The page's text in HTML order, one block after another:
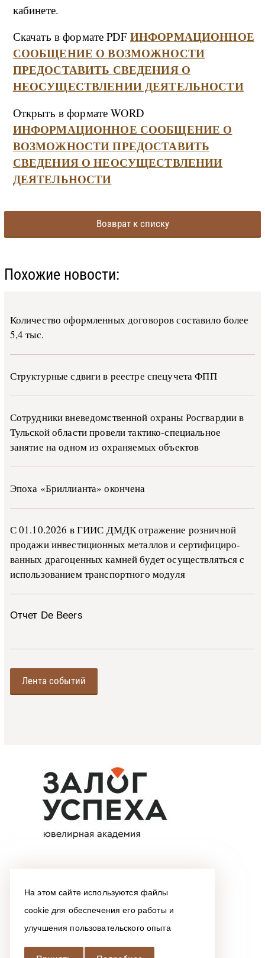
На этом сайте используются файлы
cookie для обеспечения его работы и
улучшения пользовательского опыта
кабинете.
Скачать в формате PDF ИНФОРМАЦИОННОЕ
СООБЩЕНИЕ О ВОЗМОЖНОСТИ
ПРЕДОСТАВИТЬ СВЕДЕНИЯ О
НЕОСУЩЕСТВЛЕНИИ ДЕЯТЕЛЬНОСТИ
Открыть в формате WORD
ИНФОРМАЦИОННОЕ СООБЩЕНИЕ О
ВОЗМОЖНОСТИ ПРЕДОСТАВИТЬ
СВЕДЕНИЯ О НЕОСУЩЕСТВЛЕНИИ
ДЕЯТЕЛЬНОСТИ
Возврат к списку
Похожие новости:
Количество оформленных договоров составило более
5,4 тыс.
Структурные сдвиги в реестре спецучета ФПП
Сотрудники вневедомственной охраны Росгвардии в
Тульской области провели тактико-специальное
занятие на одном из охраняемых объектов
Эпоха «Бриллианта» окончена
С 01.10.2026 в ГИИС ДМДК от­ра­же­ние роз­ни­ч­ной
про­да­жи ин­ве­сти­ци­он­ных ме­тал­лов и сер­ти­фи­ци­ро­
ван­ных дра­го­цен­ных ка­м­ней бу­дет осу­ще­ств­лять­ся с
ис­поль­зо­ва­ни­ем тран­с­пор­т­но­го мо­ду­ля
Отчет De Beers
Лента событий